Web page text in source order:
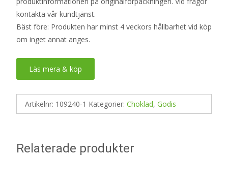
kontakta vår kundtjänst.
Bäst före: Produkten har minst 4 veckors hållbarhet vid köp
om inget annat anges.
Läs mera & köp
Artikelnr: 109240-1 Kategorier: Choklad, Godis
Relaterade produkter